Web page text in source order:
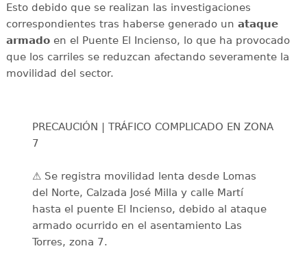
Esto debido que se realizan las investigaciones
correspondientes tras haberse generado un ataque
armadoen el Puente El Incienso, lo que ha provocado
que los carriles se reduzcan afectando severamente la
movilidad del sector.
PRECAUCIÓN | TRÁFICO COMPLICADO EN ZONA
7
⚠️ Se registra movilidad lenta desde Lomas
del Norte, Calzada José Milla y calle Martí
hasta el puente El Incienso, debido al ataque
armado ocurrido en el asentamiento Las
Torres, zona 7.